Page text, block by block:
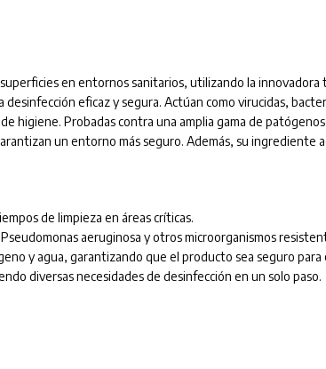
en entornos sanitarios, utilizando la
eficaz y segura. Actúan como virucidas,
higiene. Probadas contra una amplia gama de
un entorno más seguro. Además, su ingrediente
de limpieza en áreas críticas.
aeruginosa y otros microorganismos
y agua, garantizando que el producto sea seguro para
diversas necesidades de desinfección en un solo paso.